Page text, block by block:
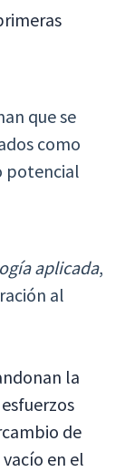
que se
como
potencial
aplicada,
al
la
de
en el